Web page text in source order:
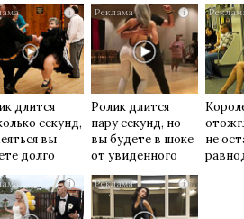
i
длится
секунд,
вы
долго
i
Ролик длится
пару секунд, но
вы будете в шоке
от увиденного
не
i i